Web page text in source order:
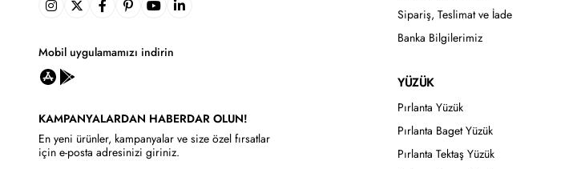
Mobil uygulamamızı indirin
KAMPANYALARDAN HABERDAR OLUN!
En yeni ürünler, kampanyalar ve size özel fırsatlar
için e-posta adresinizi giriniz.
Sipariş, Teslimat ve İade
Banka Bilgilerimiz
YÜZÜK
Pırlanta Yüzük
Pırlanta Baget Yüzük
Pırlanta Tektaş Yüzük